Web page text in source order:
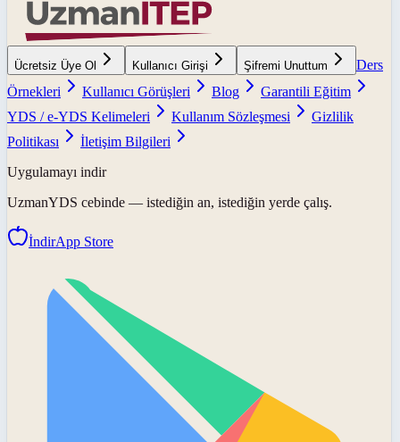
Ücretsiz Üye Ol Kullanıcı Girişi Şifremi Unuttum
Ders
Örnekleri
Kullanıcı Görüşleri Blog
Garantili Eğitim
YDS / e-YDS Kelimeleri
Kullanım Sözleşmesi
Gizlilik
Politikası
İletişim Bilgileri
Uygulamayı indir
UzmanYDS cebinde — istediğin an, istediğin yerde çalış.
İndirApp Store